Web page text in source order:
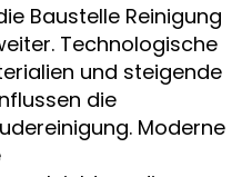
Baustelle Reinigung
Technologische
und steigende
die
Moderne